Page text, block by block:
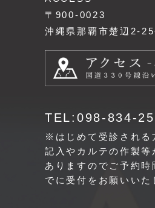
〒900-0023
沖縄県那覇市楚辺2-
TEL:098-834-
※はじめて受診される
記入やカルテの作製等
ありますのでご予約時
でに受付をお願いいた